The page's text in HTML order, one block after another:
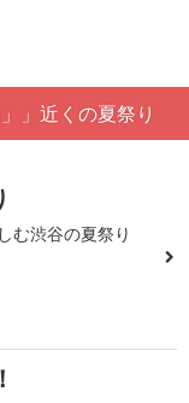
」近くの夏祭り
む渋谷の夏祭り